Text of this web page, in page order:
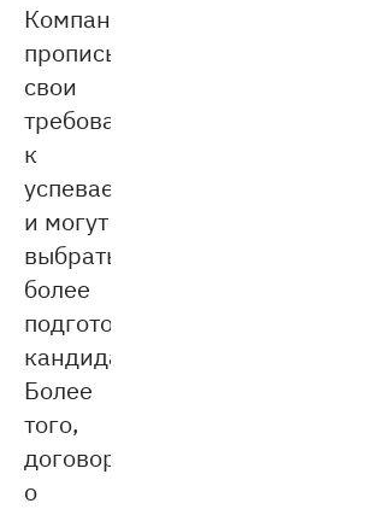
Компании
прописывают
свои
требования
к
успеваемости
и могут
выбрать
более
подготовленных
кандидатов.
Более
того,
договор
о